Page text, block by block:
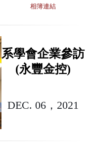
相簿連結
系學會企業參訪
(永豐金控)
DEC. 06，2021